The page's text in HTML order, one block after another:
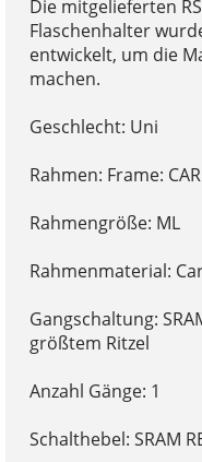
Die mitgelieferten
Flaschenhalter
entwickelt, um die
machen.
Geschlecht: Uni
Rahmen: Frame:
Rahmengröße: ML
Rahmenmaterial:
Gangschaltung:
größtem Ritzel
Anzahl Gänge: 1
Schalthebel: SRAM